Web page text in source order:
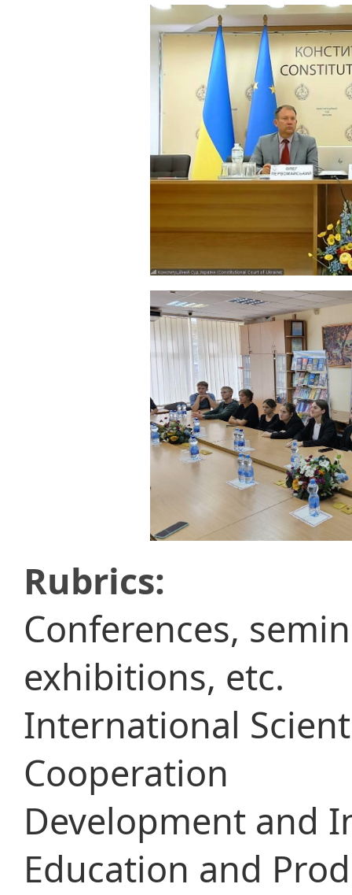
Rubrics:
Conferences,
exhibitions, etc.
International
Cooperation
Development and
Education and